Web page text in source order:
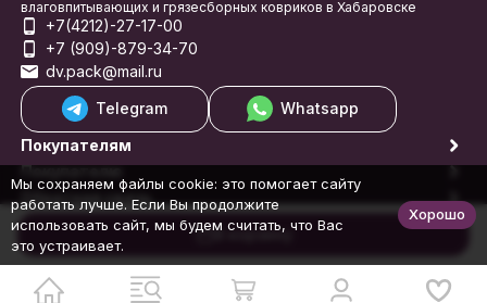
В корзину
влаговпитывающих и грязесборных ковриков в Хабаровске
+7(4212)-27-17-00
+7 (909)-879-34-70
dv.pack@mail.ru
Telegram
Whatsapp
Покупателям
Покупателю
Обратная связь
© 1998-2026 Еврогифт
Мы сохраняем файлы cookie: это помогает сайту
работать лучше. Если Вы продолжите
использовать сайт, мы будем считать, что Вас
это устраивает.
Хорошо